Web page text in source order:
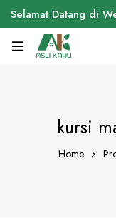
Selamat Datang di
kursi
Home